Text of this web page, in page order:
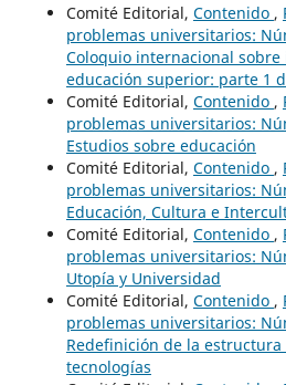
Comité Editorial, Contenido ,
problemas universitarios:
Coloquio internacional
educación superior: parte 1
Comité Editorial, Contenido ,
problemas universitarios:
Estudios sobre educación
Comité Editorial, Contenido ,
problemas universitarios:
Educación, Cultura e
Comité Editorial, Contenido ,
problemas universitarios:
Utopía y Universidad
Comité Editorial, Contenido ,
problemas universitarios:
Redefinición de la
tecnologías